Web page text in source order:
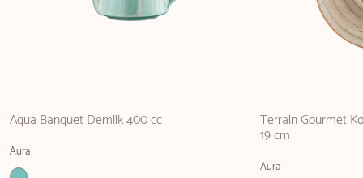
Aqua Banquet Demlik 400 cc
Aura
Terrain Gourmet
19 cm
Aura